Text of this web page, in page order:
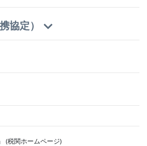
協定）
(税関ホームページ)